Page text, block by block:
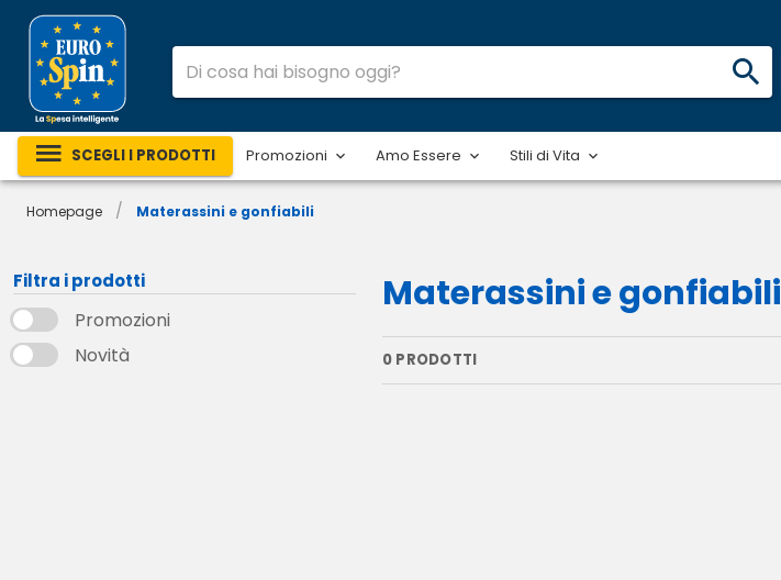
SCEGLI I PRODOTTI Promozioni Amo Essere Stili di Vita
Homepage / Materassini e gonfiabili
Filtra i prodotti
Promozioni
Novità
Materassini e gonfiabili
0 PRODOTTI